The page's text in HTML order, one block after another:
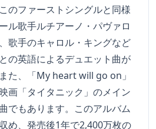
のファーストシングルと同様
ル歌手ルチアーノ・パヴァロ
歌手のキャロル・キングなど
の英語によるデュエット曲が
た、「My heart will go on」
画「タイタニック」のメイン
でもあります。このアルバム
め、発売後1年で2,400万枚の